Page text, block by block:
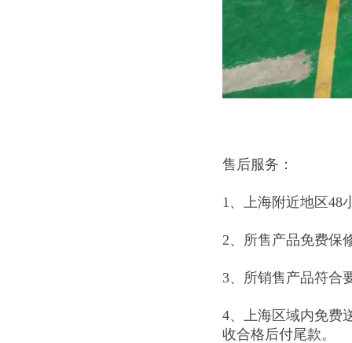
售后服务：
1、上海附近地区48
2、所售产品免费保
3、所销售产品符合
4、上海区域内免费
收合格后付尾款。